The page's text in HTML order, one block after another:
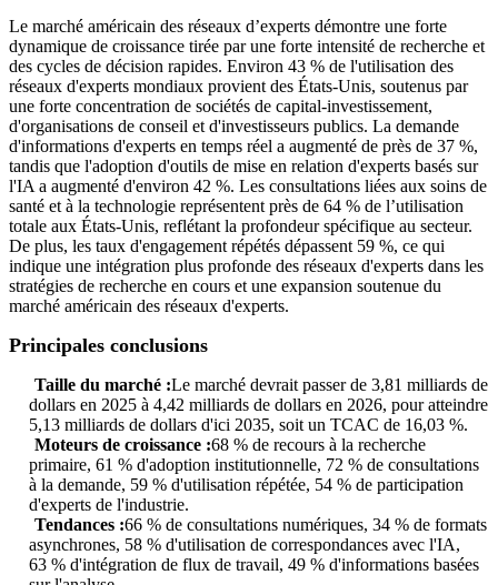
Le marché américain des réseaux d’experts démontre une forte
dynamique de croissance tirée par une forte intensité de recherche et
des cycles de décision rapides. Environ 43 % de l'utilisation des
réseaux d'experts mondiaux provient des États-Unis, soutenus par
une forte concentration de sociétés de capital-investissement,
d'organisations de conseil et d'investisseurs publics. La demande
d'informations d'experts en temps réel a augmenté de près de 37 %,
tandis que l'adoption d'outils de mise en relation d'experts basés sur
l'IA a augmenté d'environ 42 %. Les consultations liées aux soins de
santé et à la technologie représentent près de 64 % de l’utilisation
totale aux États-Unis, reflétant la profondeur spécifique au secteur.
De plus, les taux d'engagement répétés dépassent 59 %, ce qui
indique une intégration plus profonde des réseaux d'experts dans les
stratégies de recherche en cours et une expansion soutenue du
marché américain des réseaux d'experts.
Principales conclusions
Taille du marché :Le marché devrait passer de 3,81 milliards de
dollars en 2025 à 4,42 milliards de dollars en 2026, pour atteindre
5,13 milliards de dollars d'ici 2035, soit un TCAC de 16,03 %.
Moteurs de croissance :68 % de recours à la recherche
primaire, 61 % d'adoption institutionnelle, 72 % de consultations
à la demande, 59 % d'utilisation répétée, 54 % de participation
d'experts de l'industrie.
Tendances :66 % de consultations numériques, 34 % de formats
asynchrones, 58 % d'utilisation de correspondances avec l'IA,
63 % d'intégration de flux de travail, 49 % d'informations basées